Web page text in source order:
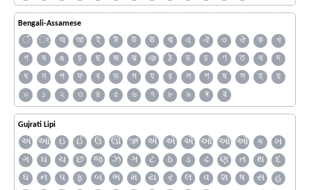
Bengali-Assamese
ঁ ং অ আ ই ঈ উ ঊ ঋ এ ঐ ও ঔ ক
খ
গ
ঘ ঙ চ ছ জ ঝ ঞ ঠ ড ঢ ণ ত থ
দ
ধ
ন প ফ ব ভ ম য র ল শ ষ স হ
য়
০
১ ২ ৩ ৪ ৫ ৬ ৭ ৮ ৯ ৰ ৱ
Gujrati Lipi
અ આ ઇ ઈ ઉ ઊ ઋ ઍ એ ઐ ઑ ઓ ઔ ક
ખ
ગ
ઘ ચ છ જ ઝ ઞ ટ ઠ ડ ઢ ણ ત થ
દ
ધ
ન પ ફ બ ભ મ ય ર લ વ શ ષ સ
હ